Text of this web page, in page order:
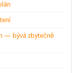
— bývá zbytečně